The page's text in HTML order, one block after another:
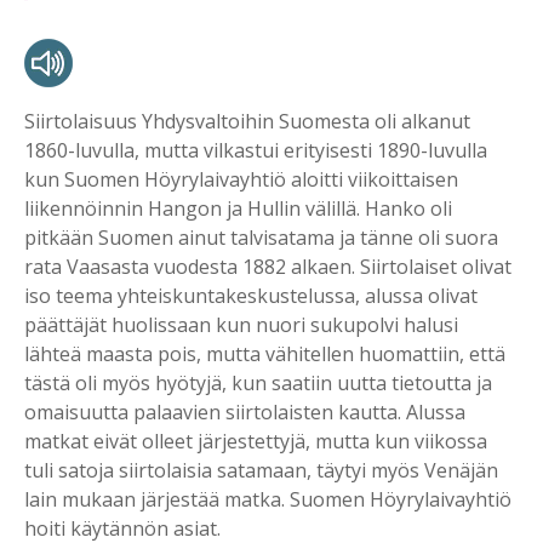
Siirtolaisuus Yhdysvaltoihin Suomesta oli alkanut
1860-luvulla, mutta vilkastui erityisesti 1890-luvulla
kun Suomen Höyrylaivayhtiö aloitti viikoittaisen
liikennöinnin Hangon ja Hullin välillä. Hanko oli
pitkään Suomen ainut talvisatama ja tänne oli suora
rata Vaasasta vuodesta 1882 alkaen. Siirtolaiset olivat
iso teema yhteiskuntakeskustelussa, alussa olivat
päättäjät huolissaan kun nuori sukupolvi halusi
lähteä maasta pois, mutta vähitellen huomattiin, että
tästä oli myös hyötyjä, kun saatiin uutta tietoutta ja
omaisuutta palaavien siirtolaisten kautta. Alussa
matkat eivät olleet järjestettyjä, mutta kun viikossa
tuli satoja siirtolaisia satamaan, täytyi myös Venäjän
lain mukaan järjestää matka. Suomen Höyrylaivayhtiö
hoiti käytännön asiat.